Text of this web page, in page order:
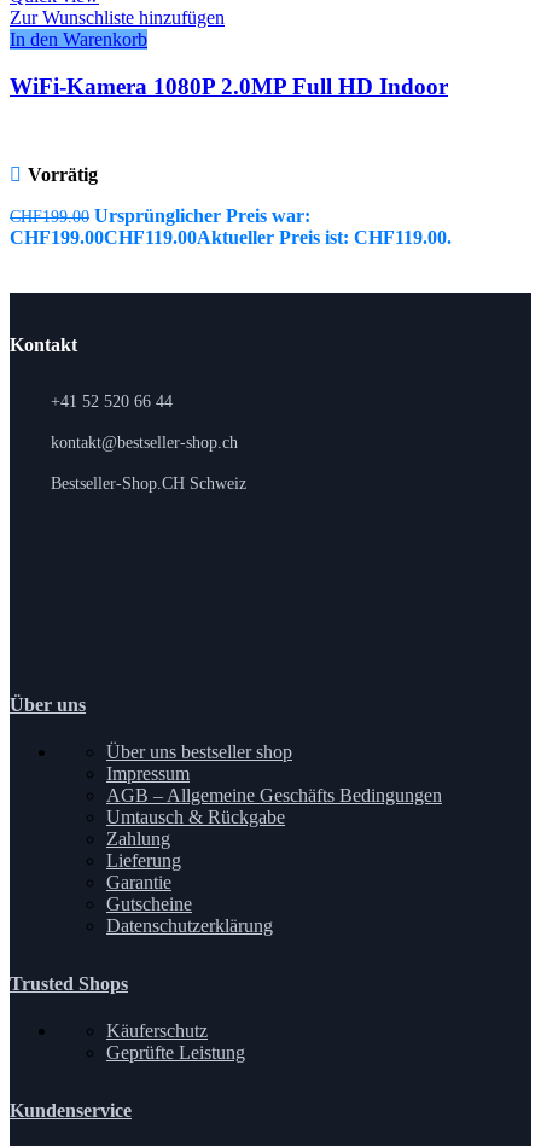
Zur Wunschliste hinzufügen
In den Warenkorb
WiFi-Kamera 1080P 2.0MP Full HD Indoor
Vorrätig
CHF199.00 Ursprünglicher Preis war:
CHF199.00CHF119.00Aktueller Preis ist: CHF119.00.
Kontakt
+41 52 520 66 44
kontakt@bestseller-shop.ch
Bestseller-Shop.CH Schweiz
Über uns
Über uns bestseller shop
Impressum
AGB – Allgemeine Geschäfts Bedingungen
Umtausch & Rückgabe
Zahlung
Lieferung
Garantie
Gutscheine
Datenschutzerklärung
Trusted Shops
Käuferschutz
Geprüfte Leistung
Kundenservice